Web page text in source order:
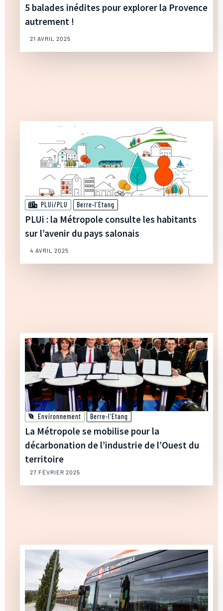
5 balades inédites pour explorer la Provence
autrement !
21 AVRIL 2025
PLUi/PLU Berre-l'Etang
PLUi : la Métropole consulte les habitants
sur l’avenir du pays salonais
4 AVRIL 2025
Environnement Berre-l'Etang
La Métropole se mobilise pour la
décarbonation de l’industrie de l’Ouest du
territoire
27 FÉVRIER 2025